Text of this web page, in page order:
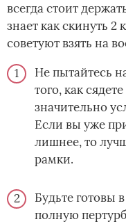
всегда стоит
знает как скинуть 2
советуют взять на
Не пытайтесь
того, как
значительно
Если вы уже
лишнее, то
рамки.
Будьте готовы
полную